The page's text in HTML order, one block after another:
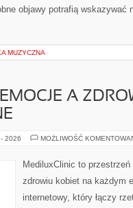
objawy potrafią wskazywać
MUZYCZNA
A
2026 MOŻLIWOŚĆ
MediluxClinic to
zdrowiu kobiet na każdym
internetowy, który łączy